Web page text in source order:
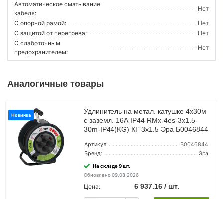
Автоматическое сматывание
кабеля:
Нет
С опорной рамой:
Нет
С защитой от перегрева:
Нет
С слаботочным
предохранителем:
Нет
Аналогичные товары
Новинка
Удлинитель на метал. катушке 4х30м
с заземл. 16А IP44 RMx-4es-3х1.5-
30m-IP44(KG) КГ 3х1.5 Эра Б0046844
Артикул:
Б0046844
Бренд:
Эра
На складе 9 шт.
Обновлено 09.08.2026
Цена: 6 937.16 / шт.